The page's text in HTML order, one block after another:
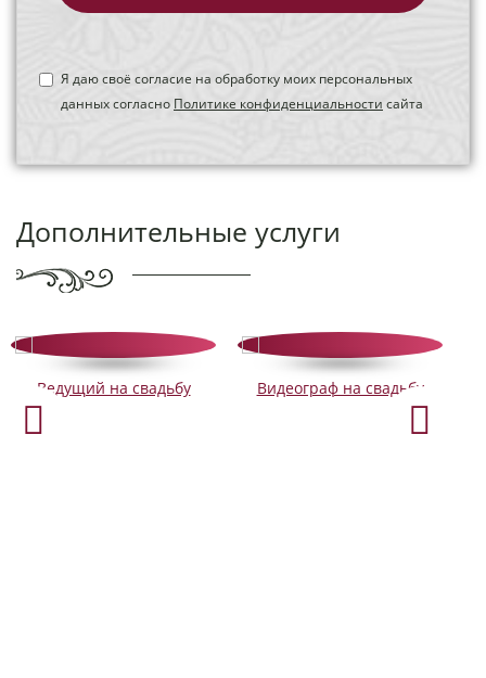
Я даю своё согласие на обработку моих персональных
данных согласно Политике конфиденциальности сайта
Дополнительные услуги
на свадьбу Видеограф на свадьбу